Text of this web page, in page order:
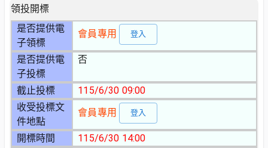
領投開標
是否提供電
子領標
會員專用 登入
是否提供電
子投標
否
截止投標
115/6/30 09:00
收受投標文
件地點
會員專用 登入
開標時間
115/6/30 14:00